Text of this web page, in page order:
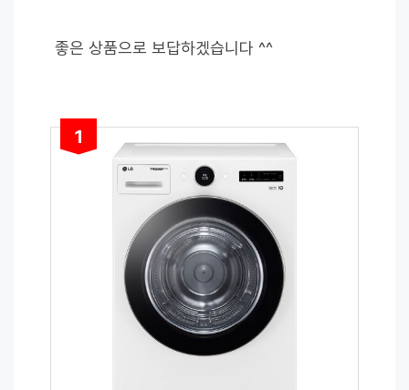
좋은 상품으로 보답하겠습니다 ^^
1